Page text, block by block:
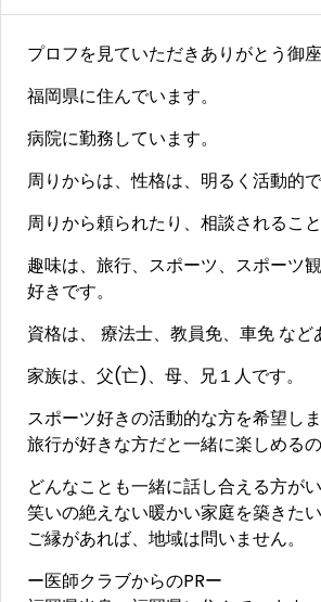
プロフを見ていただきありがとう御座
福岡県に住んでいます。
病院に勤務しています。
周りからは、性格は、明るく活動的
周りから頼られたり、相談されるこ
趣味は、旅行、スポーツ、スポーツ
好きです。
資格は、 療法士、教員免、車免 など
家族は、父(亡)、母、兄１人です。
スポーツ好きの活動的な方を希望しま
旅行が好きな方だと一緒に楽しめるの
どんなことも一緒に話し合える方がい
笑いの絶えない暖かい家庭を築きたい
ご縁があれば、地域は問いません。
ー医師クラブからのPRー